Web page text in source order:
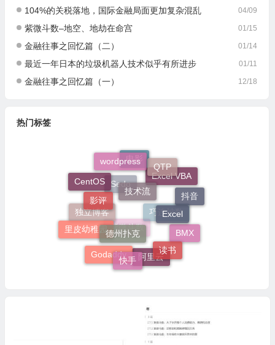
04/09
104%的关税落地，国际金融局面更加复杂混乱
01/15
紫微斗数–地空、地劫在命宫
01/14
金融往事之回忆篇（二）
01/11
最近一年日本的垃圾机器人技术似乎有所进步
12/18
金融往事之回忆篇（一）
热门标签
Sedo
电影
Excel VBA
巧连神数
紫微斗数
独立博客
CentOS
wordpress QTP
抖音
BMX
阿里云
Godaddy
里皮幼稚园
影评
技术流
Excel
读书
快手
德州扑克